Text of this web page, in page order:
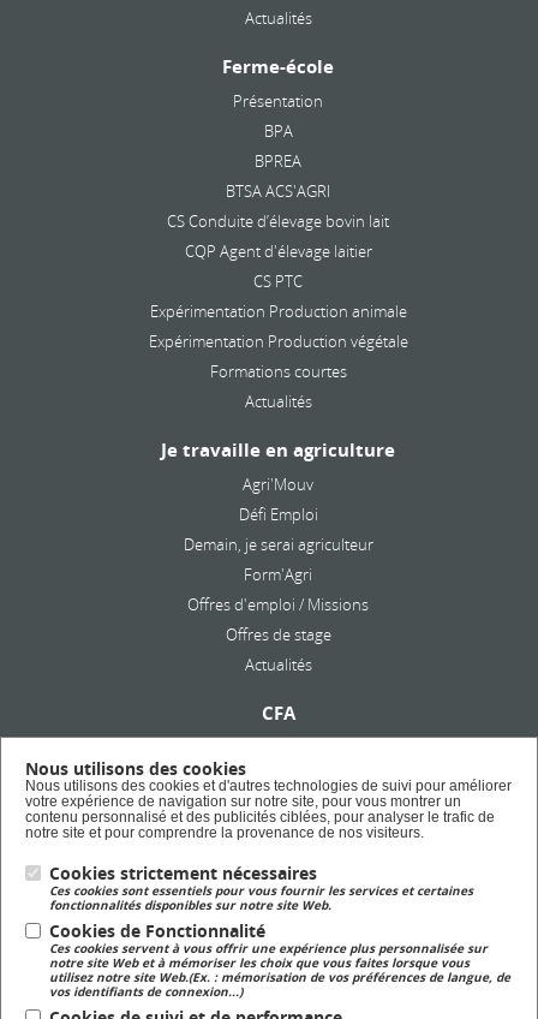
Actualités
Ferme-école
Présentation
BPA
BPREA
BTSA ACS'AGRI
CS Conduite d’élevage bovin lait
CQP Agent d'élevage laitier
CS PTC
Expérimentation Production animale
Expérimentation Production végétale
Formations courtes
Actualités
Je travaille en agriculture
Agri'Mouv
Défi Emploi
Demain, je serai agriculteur
Form'Agri
Offres d'emploi / Missions
Offres de stage
Actualités
CFA
Formation en alternance
Taxe d'apprentissage
Lycée Privé
Formation Scolaire
Formation Continue
Formation continue pour adulte
Nous utilisons des cookies
Nous utilisons des cookies et d'autres technologies de suivi pour améliorer
votre expérience de navigation sur notre site, pour vous montrer un
contenu personnalisé et des publicités ciblées, pour analyser le trafic de
notre site et pour comprendre la provenance de nos visiteurs.
Cookies strictement nécessaires
Ces cookies sont essentiels pour vous fournir les services et certaines
fonctionnalités disponibles sur notre site Web.
Cookies de Fonctionnalité
Ces cookies servent à vous offrir une expérience plus personnalisée sur
notre site Web et à mémoriser les choix que vous faites lorsque vous
utilisez notre site Web.(Ex. : mémorisation de vos préférences de langue, de
vos identifiants de connexion...)